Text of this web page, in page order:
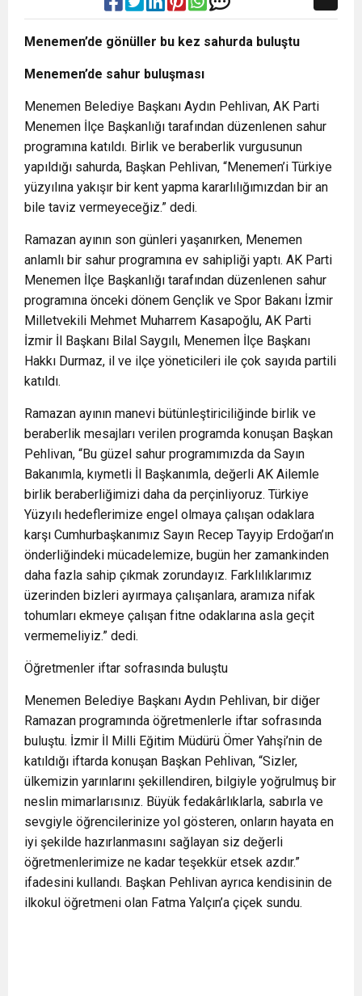
Menemen’de gönüller bu kez sahurda buluştu
Menemen’de sahur buluşması
Menemen Belediye Başkanı Aydın Pehlivan, AK Parti
Menemen İlçe Başkanlığı tarafından düzenlenen sahur
programına katıldı. Birlik ve beraberlik vurgusunun
yapıldığı sahurda, Başkan Pehlivan, “Menemen’i Türkiye
yüzyılına yakışır bir kent yapma kararlılığımızdan bir an
bile taviz vermeyeceğiz.” dedi.
Ramazan ayının son günleri yaşanırken, Menemen
anlamlı bir sahur programına ev sahipliği yaptı. AK Parti
Menemen İlçe Başkanlığı tarafından düzenlenen sahur
programına önceki dönem Gençlik ve Spor Bakanı İzmir
Milletvekili Mehmet Muharrem Kasapoğlu, AK Parti
İzmir İl Başkanı Bilal Saygılı, Menemen İlçe Başkanı
Hakkı Durmaz, il ve ilçe yöneticileri ile çok sayıda partili
katıldı.
Ramazan ayının manevi bütünleştiriciliğinde birlik ve
beraberlik mesajları verilen programda konuşan Başkan
Pehlivan, “Bu güzel sahur programımızda da Sayın
Bakanımla, kıymetli İl Başkanımla, değerli AK Ailemle
birlik beraberliğimizi daha da perçinliyoruz. Türkiye
Yüzyılı hedeflerimize engel olmaya çalışan odaklara
karşı Cumhurbaşkanımız Sayın Recep Tayyip Erdoğan’ın
önderliğindeki mücadelemize, bugün her zamankinden
daha fazla sahip çıkmak zorundayız. Farklılıklarımız
üzerinden bizleri ayırmaya çalışanlara, aramıza nifak
tohumları ekmeye çalışan fitne odaklarına asla geçit
vermemeliyiz.” dedi.
Öğretmenler iftar sofrasında buluştu
Menemen Belediye Başkanı Aydın Pehlivan, bir diğer
Ramazan programında öğretmenlerle iftar sofrasında
buluştu. İzmir İl Milli Eğitim Müdürü Ömer Yahşi’nin de
katıldığı iftarda konuşan Başkan Pehlivan, “Sizler,
ülkemizin yarınlarını şekillendiren, bilgiyle yoğrulmuş bir
neslin mimarlarısınız. Büyük fedakârlıklarla, sabırla ve
sevgiyle öğrencilerinize yol gösteren, onların hayata en
iyi şekilde hazırlanmasını sağlayan siz değerli
öğretmenlerimize ne kadar teşekkür etsek azdır.”
ifadesini kullandı. Başkan Pehlivan ayrıca kendisinin de
ilkokul öğretmeni olan Fatma Yalçın’a çiçek sundu.